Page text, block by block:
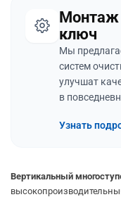
Монтаж
ключ
Мы
систем
улучшат
в
Узнать
Вертикальный